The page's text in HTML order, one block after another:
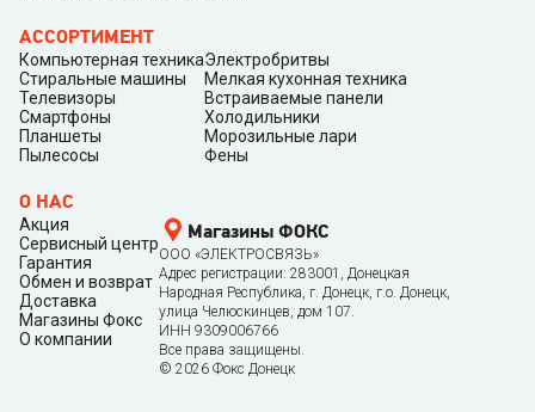
АССОРТИМЕНТ
Компьютерная техника
Стиральные машины
Телевизоры
Смартфоны
Планшеты
Пылесосы
Электробритвы
Мелкая кухонная техника
Встраиваемые панели
Холодильники
Морозильные лари
Фены
О НАС
Акция
Сервисный центр
Гарантия
Обмен и возврат
Доставка
Магазины Фокс
О компании
Магазины ФОКС
ООО «ЭЛЕКТРОСВЯЗЬ»
Адрес регистрации: 283001, Донецкая
Народная Республика, г. Донецк, г.о. Донецк,
улица Челюскинцев, дом 107.
ИНН 9309006766
Все права защищены.
© 2026 Фокс Донецк